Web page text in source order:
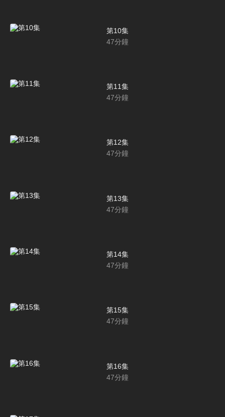
第10集
47分鐘
第11集
47分鐘
第12集
47分鐘
第13集
47分鐘
第14集
47分鐘
第15集
47分鐘
第16集
47分鐘